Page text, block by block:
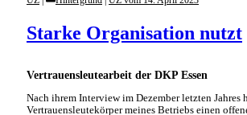
Vertrauensleutearbeit der DKP Essen
Starke Organisation nutzt
Nach ihrem Interview im Dezember letzten Jahres
Vertrauensleutekörper meines Betriebs einen